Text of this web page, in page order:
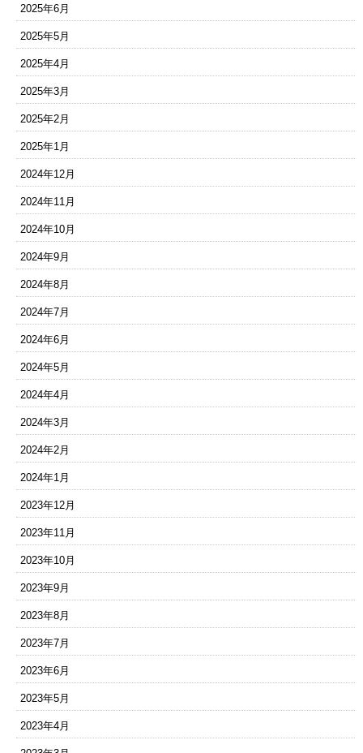
2025年6月
2025年5月
2025年4月
2025年3月
2025年2月
2025年1月
2024年12月
2024年11月
2024年10月
2024年9月
2024年8月
2024年7月
2024年6月
2024年5月
2024年4月
2024年3月
2024年2月
2024年1月
2023年12月
2023年11月
2023年10月
2023年9月
2023年8月
2023年7月
2023年6月
2023年5月
2023年4月